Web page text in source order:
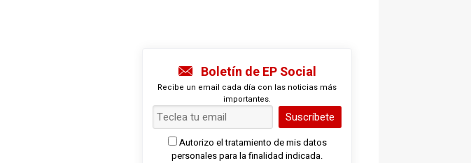
Boletín de EP Social
Recibe un email cada día con las noticias más
importantes.
Suscríbete
Autorizo el tratamiento de mis datos
personales para la finalidad indicada.